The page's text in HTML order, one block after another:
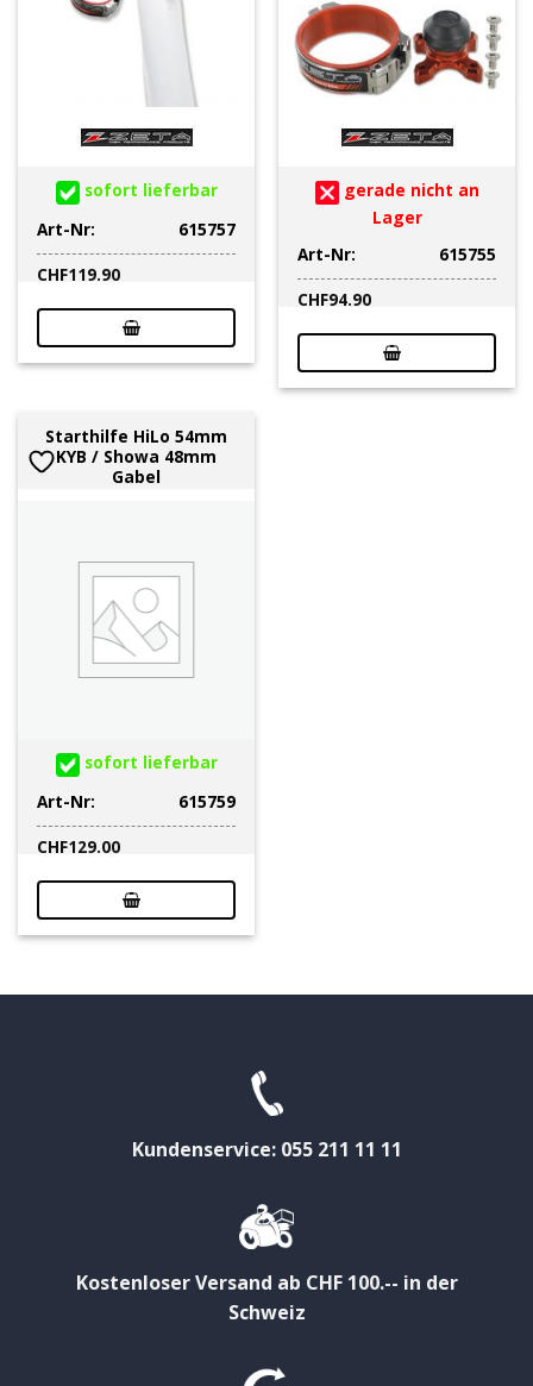
sofort lieferbar
Art-Nr:
615757
CHF119.90
gerade nicht an
Lager
Art-Nr:
615755
CHF94.90
Starthilfe HiLo 54mm
KYB / Showa 48mm
Gabel
sofort lieferbar
Art-Nr:
615759
CHF129.00
Kundenservice: 055 211 11 11
Kostenloser Versand ab CHF 100.-- in der
Schweiz